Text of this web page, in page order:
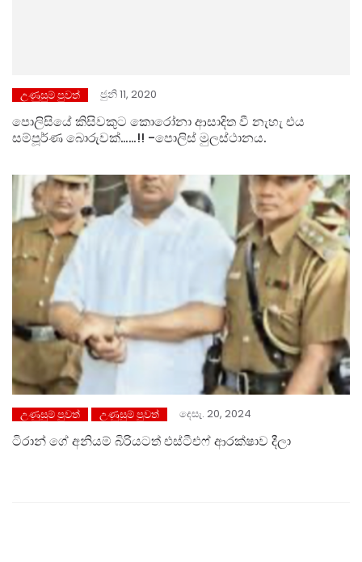
උණුසුම් පුවත් ජුනි 11, 2020
පොලිසියේ කිසිවකුට කොරෝනා ආසාදිත වී නැහැ එය
සම්පූර්ණ බොරුවක්……!! -පොලිස් මුලස්ථානය.
උණුසුම් පුවත් උණුසුම් පුවත් දෙසැ. 20, 2024
ටිරාන් ගේ අනියම් බිරියටත් එස්ටීඑෆ් ආරක්ෂාව දීලා